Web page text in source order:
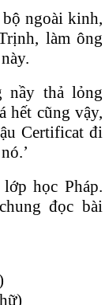
ngoài kinh,
làm ông
nầy thả lỏng
hết cũng vậy,
Certificat đi
học Pháp.
đọc bài